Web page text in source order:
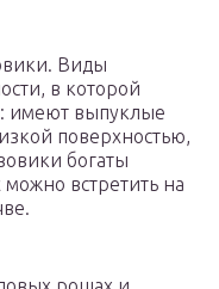
Виды
в которой
имеют выпуклые
поверхностью,
богаты
встретить на